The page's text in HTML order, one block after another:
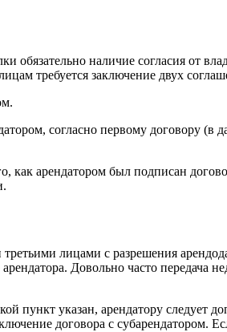
обязательно наличие согласия от
требуется заключение двух
согласно первому договору (в
как арендатором был подписан
лицами с разрешения
Довольно часто передача
пункт указан, арендатору следует
договора с субарендатором.